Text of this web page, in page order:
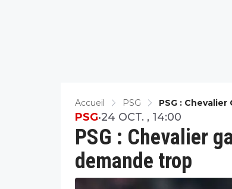
Accueil PSG PSG :
PSG : Chevalier
demande trop
PSG•24 OCT. , 14:00